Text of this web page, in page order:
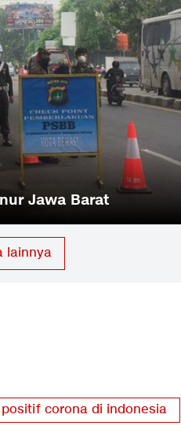
Berstatus ODP
lainnya
corona di indonesia